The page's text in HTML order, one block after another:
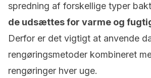
spredning af forskellige typer
de udsættes for varme og
Derfor er det vigtigt at anvende
rengøringsmetoder kombineret
rengøringer hver uge.